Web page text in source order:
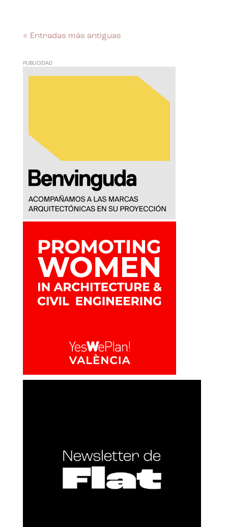
« Entradas más antiguas
PUBLICIDAD